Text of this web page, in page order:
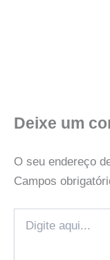
Deixe um
O seu endereço
Campos
aqui...